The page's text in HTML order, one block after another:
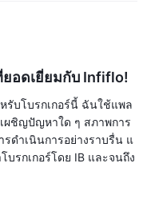
อดเยี่ยมกับ Infiflo!
รับโบรกเกอร์นี้ ฉันใช้แพล
ผชิญปัญหาใด ๆ สภาพการ
ดำเนินการอย่างราบรื่น แ
รกเกอร์โดย IB และจนถึง